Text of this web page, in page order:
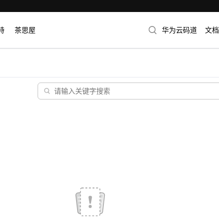
茶思屋 华为云码道 文档